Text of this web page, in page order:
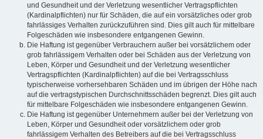
und Gesundheit und der Verletzung wesentlicher Vertragspflichten
(Kardinalpflichten) nur für Schäden, die auf ein vorsätzliches oder grob
fahrlässiges Verhalten zurückzuführen sind. Dies gilt auch für mittelbare
Folgeschäden wie insbesondere entgangenen Gewinn.
Die Haftung ist gegenüber Verbrauchern außer bei vorsätzlichem oder
grob fahrlässigem Verhalten oder bei Schäden aus der Verletzung von
Leben, Körper und Gesundheit und der Verletzung wesentlicher
Vertragspflichten (Kardinalpflichten) auf die bei Vertragsschluss
typischerweise vorhersehbaren Schäden und im übrigen der Höhe nach
auf die vertragstypischen Durchschnittsschäden begrenzt. Dies gilt auch
für mittelbare Folgeschäden wie insbesondere entgangenen Gewinn.
Die Haftung ist gegenüber Unternehmern außer bei der Verletzung von
Leben, Körper und Gesundheit oder vorsätzlichem oder grob
fahrlässigem Verhalten des Betreibers auf die bei Vertragsschluss